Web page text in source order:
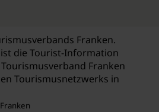
Franken.
ist die Tourist-Information
Franken
Tourismusnetzwerks in